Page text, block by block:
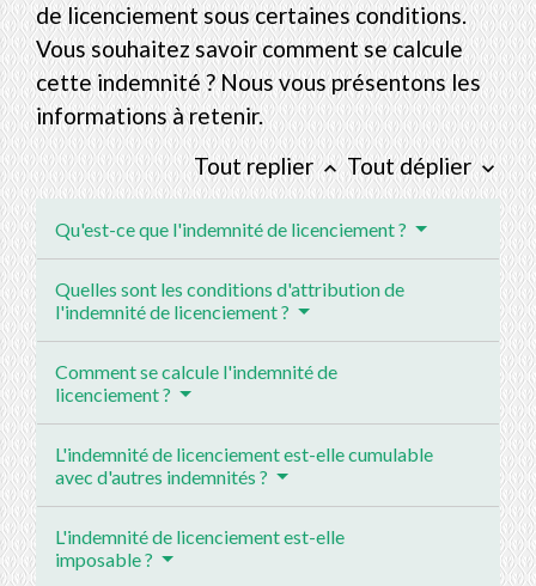
de licenciement sous certaines conditions.
Vous souhaitez savoir comment se calcule
cette indemnité ? Nous vous présentons les
informations à retenir.
Tout replierkeyboard_arrow_up Tout déplier keyboard_arrow_down
Qu'est-ce que l'indemnité de licenciement ?
Quelles sont les conditions d'attribution de
l'indemnité de licenciement ?
Comment se calcule l'indemnité de
licenciement ?
L'indemnité de licenciement est-elle cumulable
avec d'autres indemnités ?
L'indemnité de licenciement est-elle
imposable ?